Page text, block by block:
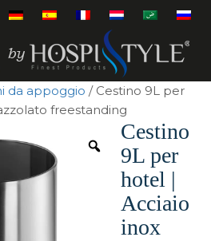
da appoggio / Cestino 9L per
freestanding
Cestino
9L per
hotel |
Acciaio
inox